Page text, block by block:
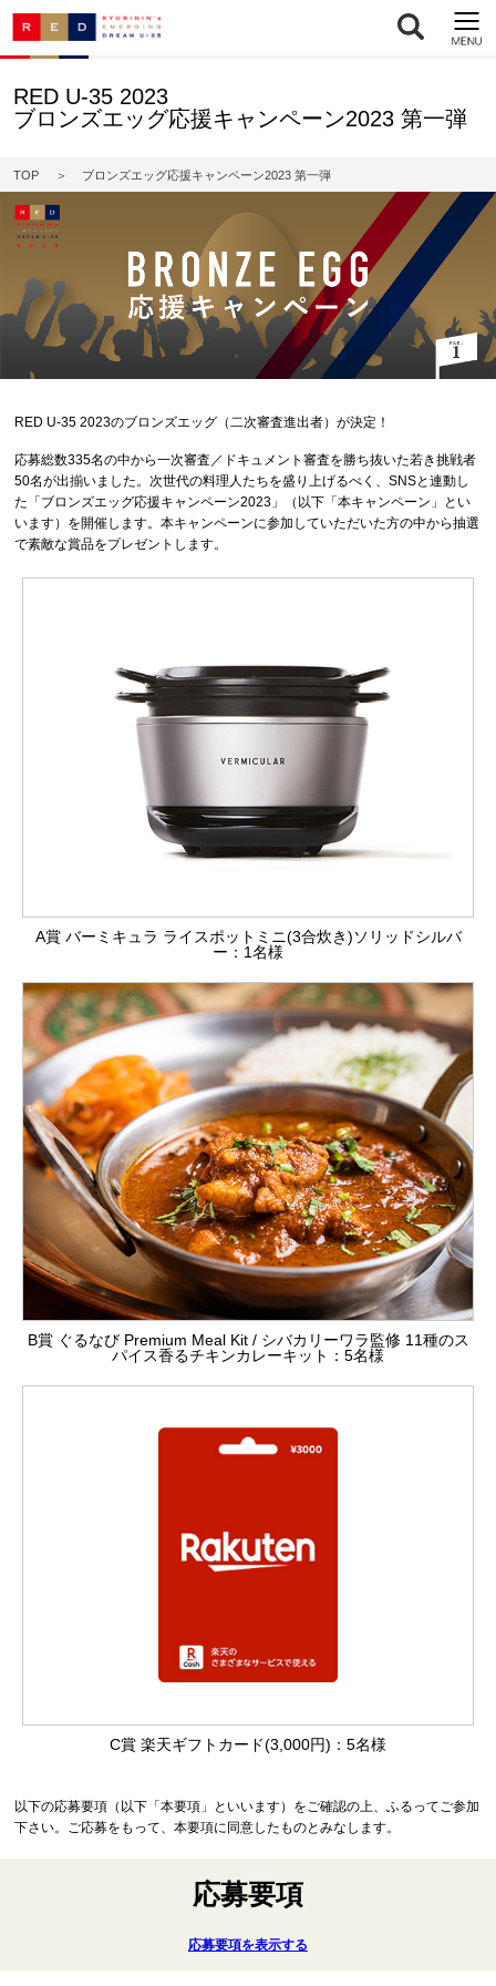
RED U-35 2023
ブロンズエッグ応援キャンペーン2023 第一弾
TOP ブロンズエッグ応援キャンペーン2023 第一弾
RED U-35 2023のブロンズエッグ（二次審査進出者）が決定！
応募総数335名の中から一次審査／ドキュメント審査を勝ち抜いた若き挑戦者
50名が出揃いました。次世代の料理人たちを盛り上げるべく、SNSと連動し
た「ブロンズエッグ応援キャンペーン2023」（以下「本キャンペーン」とい
います）を開催します。本キャンペーンに参加していただいた方の中から抽選
で素敵な賞品をプレゼントします。
A賞 バーミキュラ ライスポットミニ(3合炊き)ソリッドシルバ
ー：1名様
B賞 ぐるなび Premium Meal Kit / シバカリーワラ監修 11種のス
パイス香るチキンカレーキット：5名様
C賞 楽天ギフトカード(3,000円)：5名様
以下の応募要項（以下「本要項」といいます）をご確認の上、ふるってご参加
下さい。ご応募をもって、本要項に同意したものとみなします。
応募要項
応募要項を表示する